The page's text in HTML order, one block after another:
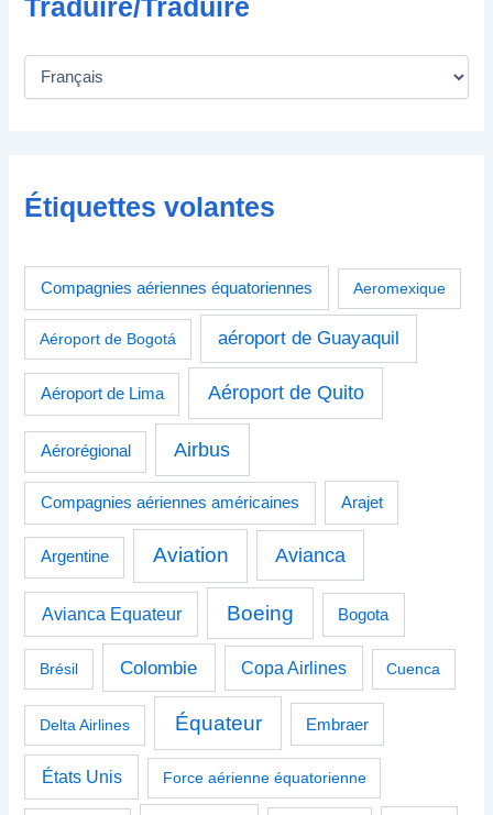
Traduire/Traduire
Étiquettes volantes
Compagnies aériennes équatoriennes Aeromexique
Aéroport de Bogotá aéroport de Guayaquil
Aéroport de Lima Aéroport de Quito
Aérorégional Airbus
Compagnies aériennes américaines Arajet
Argentine Aviation Avianca
Avianca Equateur Boeing Bogota
Brésil Colombie Copa Airlines Cuenca
Delta Airlines Équateur Embraer
États Unis Force aérienne équatorienne